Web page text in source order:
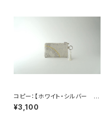
コピー：【ホワイト・シルバー シ
ルク帯 リメイク バッグチャー
ム型ミニポーチ】カードケース、
¥3,100